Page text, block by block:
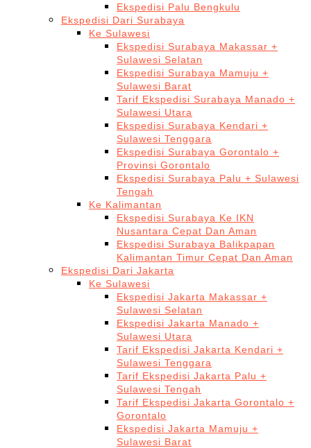
Ekspedisi Palu Bengkulu
Ekspedisi Dari Surabaya
Ke Sulawesi
Ekspedisi Surabaya Makassar +
Sulawesi Selatan
Ekspedisi Surabaya Mamuju +
Sulawesi Barat
Tarif Ekspedisi Surabaya Manado +
Sulawesi Utara
Ekspedisi Surabaya Kendari +
Sulawesi Tenggara
Ekspedisi Surabaya Gorontalo +
Provinsi Gorontalo
Ekspedisi Surabaya Palu + Sulawesi
Tengah
Ke Kalimantan
Ekspedisi Surabaya Ke IKN
Nusantara Cepat Dan Aman
Ekspedisi Surabaya Balikpapan
Kalimantan Timur Cepat Dan Aman
Ekspedisi Dari Jakarta
Ke Sulawesi
Ekspedisi Jakarta Makassar +
Sulawesi Selatan
Ekspedisi Jakarta Manado +
Sulawesi Utara
Tarif Ekspedisi Jakarta Kendari +
Sulawesi Tenggara
Tarif Ekspedisi Jakarta Palu +
Sulawesi Tengah
Tarif Ekspedisi Jakarta Gorontalo +
Gorontalo
Ekspedisi Jakarta Mamuju +
Sulawesi Barat